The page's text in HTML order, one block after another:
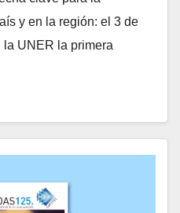
y en la región: el 3 de
UNER la primera